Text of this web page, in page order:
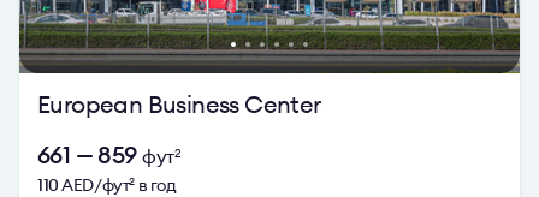
European Business Center
661 — 859 фут2
110AED/фут2 в год